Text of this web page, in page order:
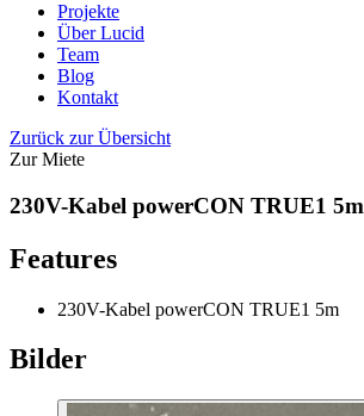
Projekte
Über Lucid
Team
Blog
Kontakt
Zurück zur Übersicht
Zur Miete
230V-Kabel powerCON TRUE1 5m
Features
230V-Kabel powerCON TRUE1 5m
Bilder